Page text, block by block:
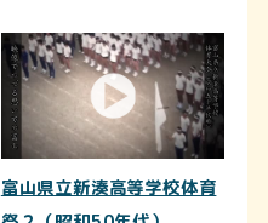
富山県立新湊高等学校体育